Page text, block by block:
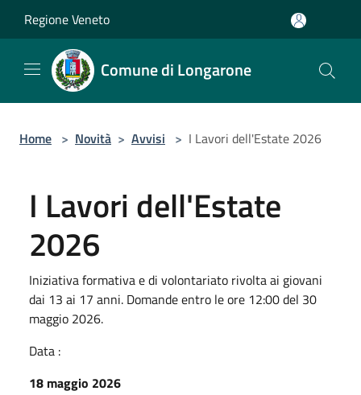
Regione Veneto
Comune di Longarone
Home > Novità > Avvisi > I Lavori dell'Estate 2026
I Lavori dell'Estate
2026
Iniziativa formativa e di volontariato rivolta ai giovani
dai 13 ai 17 anni. Domande entro le ore 12:00 del 30
maggio 2026.
Data :
18 maggio 2026